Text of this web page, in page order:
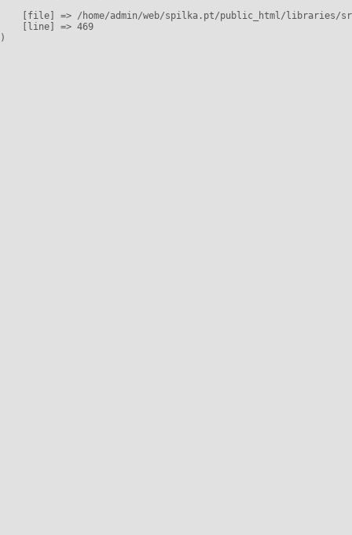
[file] => /home/admin/web/spilka.pt/public_html/libraries/
    [line] => 469